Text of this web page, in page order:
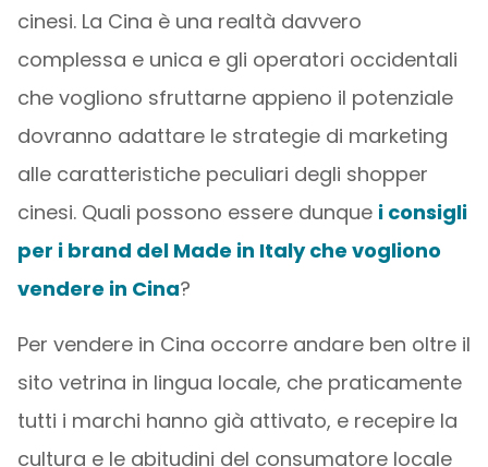
cinesi. La Cina è una realtà davvero
complessa e unica e gli operatori occidentali
che vogliono sfruttarne appieno il potenziale
dovranno adattare le strategie di marketing
alle caratteristiche peculiari degli shopper
cinesi. Quali possono essere dunque i consigli
per i brand del Made in Italy che vogliono
vendere in Cina?
Per vendere in Cina occorre andare ben oltre il
sito vetrina in lingua locale, che praticamente
tutti i marchi hanno già attivato, e recepire la
cultura e le abitudini del consumatore locale